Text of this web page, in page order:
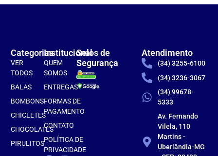
Institucional
QUEM
SOMOS
ENTREGAS
FORMAS DE
PAGAMENTO
CONTATO
POLÍTICA DE
PRIVACIDADE
Categorias
VER
TODOS
BALAS
BOMBONS
CHICLETES
CHOCOLATES
PIRULITOS
Atendimento
(34) 3255-6100
(34) 3236-3067
(34) 99678-
5333
Av. Fernando
Vilela, 110
Martins -
Uberlândia-MG
Selos de
Segurança